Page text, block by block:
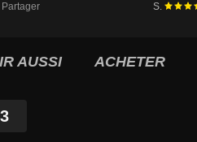
Partager S.
AUSSI ACHETER